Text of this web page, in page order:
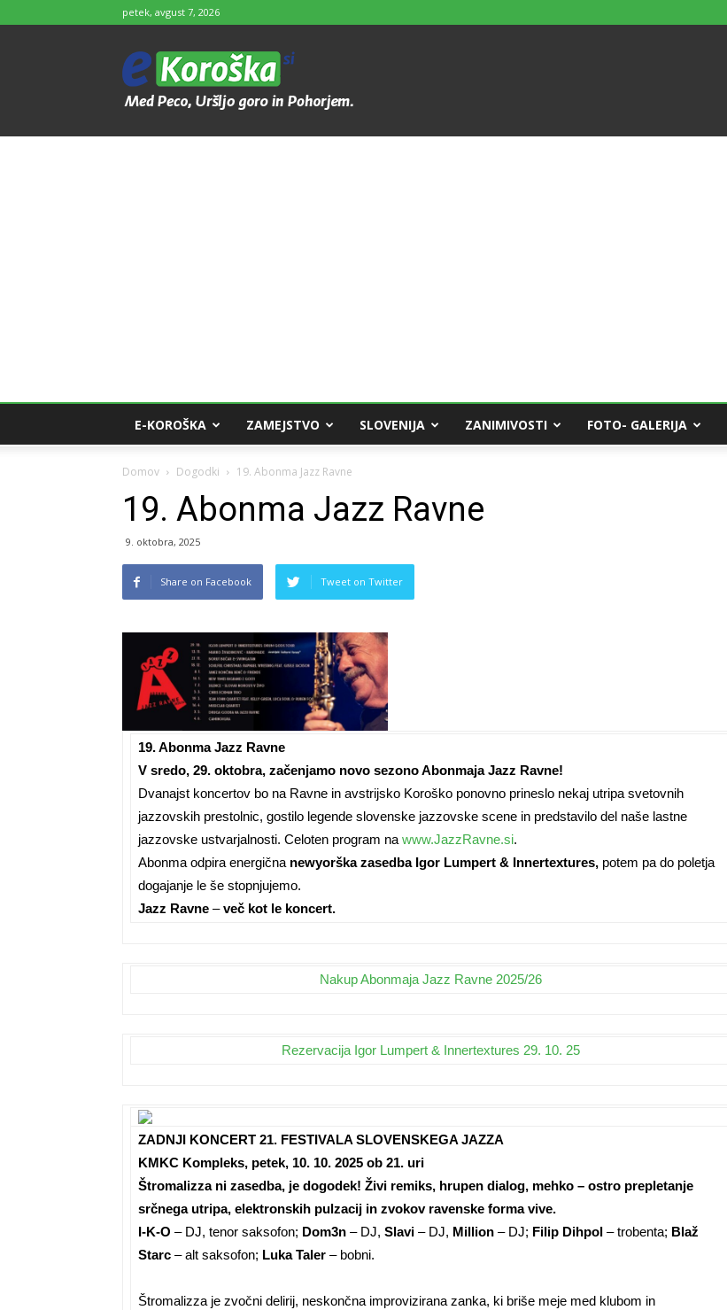
petek, avgust 7, 2026
e-
Koroška
E-KOROŠKA ZAMEJSTVO SLOVENIJA ZANIMIVOSTI FOTO- GALERIJA
Domov Dogodki 19. Abonma Jazz Ravne
19. Abonma Jazz Ravne
9. oktobra, 2025
Share on Facebook Tweet on Twitter
19. Abonma Jazz Ravne
V sredo, 29. oktobra, začenjamo novo sezono Abonmaja Jazz Ravne!
Dvanajst koncertov bo na Ravne in avstrijsko Koroško ponovno prineslo nekaj utripa svetovnih
jazzovskih prestolnic, gostilo legende slovenske jazzovske scene in predstavilo del naše lastne
jazzovske ustvarjalnosti. Celoten program na www.JazzRavne.si.
Abonma odpira energična newyorška zasedba Igor Lumpert & Innertextures, potem pa do poletja
dogajanje le še stopnjujemo.
Jazz Ravne –več kot le koncert.
Nakup Abonmaja Jazz Ravne 2025/26
Rezervacija Igor Lumpert & Innertextures 29. 10. 25
ZADNJI KONCERT 21. FESTIVALA SLOVENSKEGA JAZZA
KMKC Kompleks, petek, 10. 10. 2025 ob 21. uri
Štromalizza ni zasedba, je dogodek! Živi remiks, hrupen dialog, mehko – ostro prepletanje
srčnega utripa, elektronskih pulzacij in zvokov ravenske forma vive.
I-K-O – DJ, tenor saksofon; Dom3n – DJ, Slavi – DJ, Million – DJ; Filip Dihpol – trobenta; Blaž
Starc – alt saksofon; Luka Taler – bobni.
Štromalizza je zvočni delirij, neskončna improvizirana zanka, ki briše meje med klubom in